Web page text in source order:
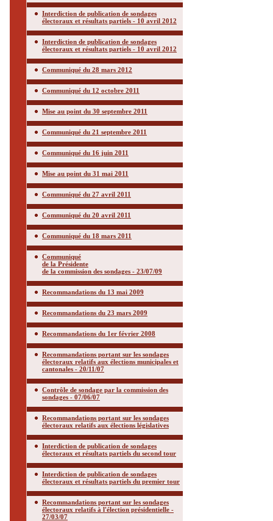
Interdiction de publication de sondages
électoraux et résultats partiels - 10 avril 2012
Interdiction de publication de sondages
électoraux et résultats partiels - 10 avril 2012
Communiqué du 28 mars 2012
Communiqué du 12 octobre 2011
Mise au point du 30 septembre 2011
Communiqué du 21 septembre 2011
Communiqué du 16 juin 2011
Mise au point du 31 mai 2011
Communiqué du 27 avril 2011
Communiqué du 20 avril 2011
Communiqué du 18 mars 2011
Communiqué
de la Présidente
de la commission des sondages - 23/07/09
Recommandations du 13 mai 2009
Recommandations du 23 mars 2009
Recommandations du 1er février 2008
Recommandations portant sur les sondages
électoraux relatifs aux élections municipales et
cantonales - 20/11/07
Contrôle de sondage par la commission des
sondages - 07/06/07
Recommandations portant sur les sondages
électoraux relatifs aux élections législatives
Interdiction de publication de sondages
électoraux et résultats partiels du second tour
Interdiction de publication de sondages
électoraux et résultats partiels du premier tour
Recommandations portant sur les sondages
électoraux relatifs à l'élection présidentielle -
27/03/07